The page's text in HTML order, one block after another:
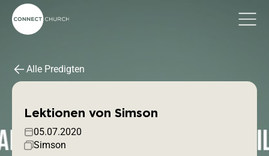
Alle Predigten
Lektionen von Simson
05.07.2020
Simson